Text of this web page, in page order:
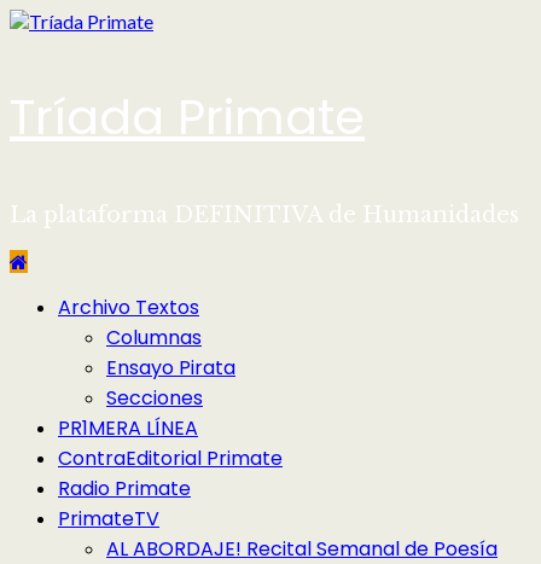
Saltar
Tríada Primate
La plataforma DEFINITIVA de Humanidades
Menú Archivo Textos
Columnas
Ensayo Pirata
Secciones
PR1MERA LÍNEA
ContraEditorial Primate
Radio Primate
PrimateTV
AL ABORDAJE! Recital Semanal de Poesía